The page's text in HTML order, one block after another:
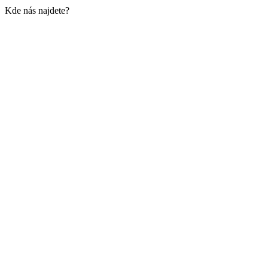
Kde nás najdete?